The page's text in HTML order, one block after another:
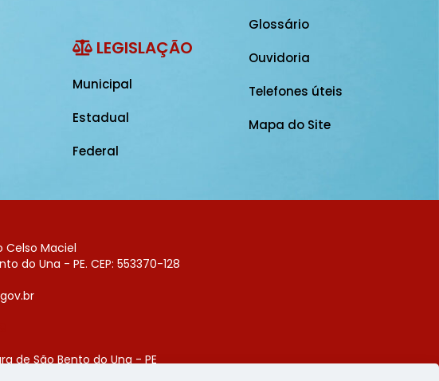
LEGISLAÇÃO
Municipal
Estadual
Federal
Glossário
Ouvidoria
Telefones úteis
Mapa do Site
Celso Maciel
do Una - PE. CEP: 553370-128
de São Bento do Una - PE